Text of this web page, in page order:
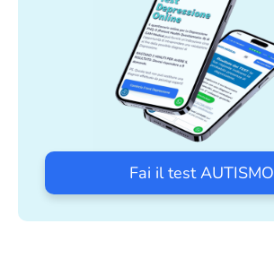
Fai il test AUTISMO